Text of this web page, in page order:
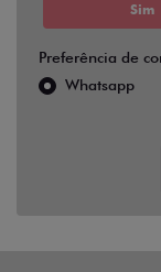
Sim
Preferência de
Whatsapp